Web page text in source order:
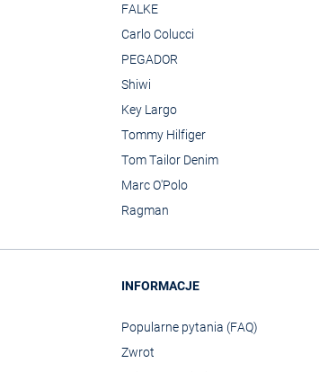
FALKE
Carlo Colucci
PEGADOR
Shiwi
Key Largo
Tommy Hilfiger
Tom Tailor Denim
Marc O'Polo
Ragman
INFORMACJE
Popularne pytania (FAQ)
Zwrot